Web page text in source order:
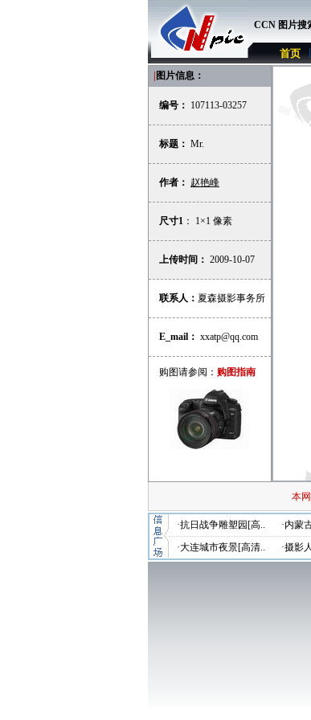
CCN 图片搜
首页
图片信息：
编号： 107113-03257
标题： Mr.
作者： 赵艳峰
尺寸1 ： 1×1 像素
上传时间： 2009-10-07
联系人： 夏森摄影事务所
E_mail： xxatp@qq.com
购图请参阅： 购图指南
本
·抗日战争雕塑园[高.. ·内蒙
·大连城市夜景[高清..
·摄影